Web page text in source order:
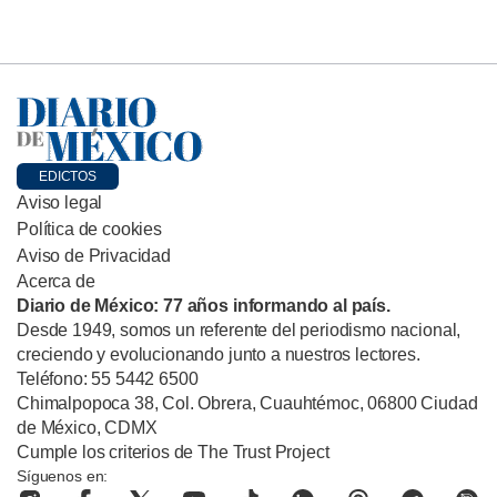
EDICTOS
Aviso legal
Política de cookies
Aviso de Privacidad
Acerca de
Diario de México: 77 años informando al país.
Desde 1949, somos un referente del periodismo nacional,
creciendo y evolucionando junto a nuestros lectores.
Teléfono: 55 5442 6500
Chimalpopoca 38, Col. Obrera, Cuauhtémoc, 06800 Ciudad
de México, CDMX
Cumple los criterios de The Trust Project
Síguenos en: